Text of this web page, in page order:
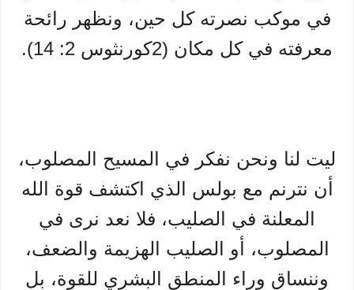
في موكب نصرته كل حين، ونظهر رائحة
معرفته في كل مكان (2كورنثوس 2: 14).
ليت لنا ونحن نفكر في المسيح المصلوب،
أن نترنم مع بولس الذي اكتشف قوة الله
المعلنة في الصليب، فلا نعد نرى في
المصلوب، أو الصليب الهزيمة والضعف،
وننساق وراء المنطق البشري للقوة، بل